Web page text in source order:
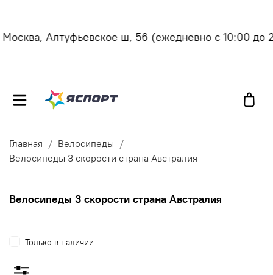
Алтуфьевское ш, 56(ежедневно с 10:00 до
Главная
Велосипеды
Велосипеды 3 скорости страна Австралия
Велосипеды 3 скорости страна Австралия
Только в наличии